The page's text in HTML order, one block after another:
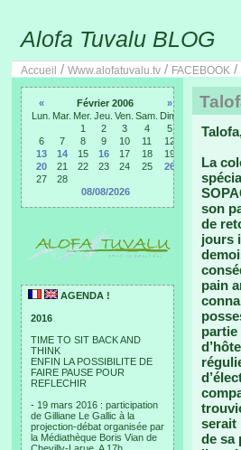
Alofa Tuvalu BLOG
Accueil / Www.alofatuvalu.tv / FACEBOOK /
« Février 2006
»
Lun. Mar. Mer. Jeu. Ven. Sam. Dim.
1
2 3 4
5
6
7 8 9 10 11
12
13
14 15 16 17 18
19
20
21 22 23 24 25
26
27
28
08/08/2026
AGENDA !
2016
TIME TO SIT BACK AND
THINK
ENFIN LA POSSIBILITE DE
FAIRE PAUSE POUR
REFLECHIR
- 19 mars 2016 : participation
de Gilliane Le Gallic à la
projection-débat organisée par
la Médiathèque Boris Vian de
La
son
de
jours
pain
partie
serait
de sa